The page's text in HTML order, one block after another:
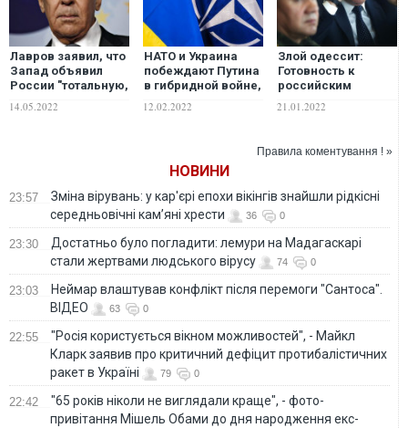
Лавров заявил, что
Запад объявил
России "тотальную,
14.05.2022
НАТО и Украина
побеждают Путина
в гибридной войне,
12.02.2022
Злой одессит:
Готовность к
российским
провокациям – код
21.01.2022
Правила коментування ! »
НОВИНИ
23:57
Зміна вірувань: у кар'єрі епохи вікінгів знайшли рідкісні
середньовічні кам’яні хрести
36 0
23:30
Достатньо було погладити: лемури на Мадагаскарі
стали жертвами людського вірусу
74 0
23:03
Неймар влаштував конфлікт після перемоги "Сантоса".
ВІДЕО
63 0
22:55
"Росія користується вікном можливостей", - Майкл
Кларк заявив про критичний дефіцит протибалістичних
ракет в Україні
79 0
22:42
"65 років ніколи не виглядали краще", - фото-
привітання Мішель Обами до дня народження екс-